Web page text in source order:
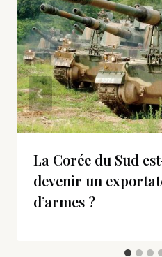
La Corée du Sud
devenir un
d’armes ?